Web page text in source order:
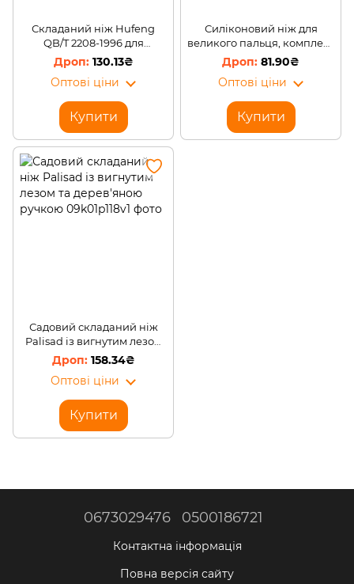
Складаний ніж Hufeng
QB/T 2208-1996 для
щеплення рослин, 19.5 см
130.13₴
Оптові ціни
Купити
Силіконовий ніж для
великого пальця, комплект
для збору овочів, насадка
на палець з лезом 1 шт (519)
81.90₴
Оптові ціни
Купити
Садовий складаний ніж
Palisad із вигнутим лезом
та дерев'яною ручкою
158.34₴
Оптові ціни
Купити
0673029476 0500186721
Контактна інформація
Повна версія сайту